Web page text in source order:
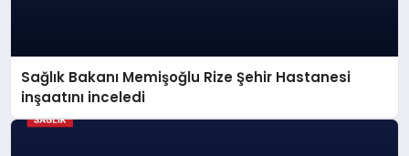
Sağlık Bakanı Memişoğlu Rize Şehir Hastanesi
inşaatını inceledi